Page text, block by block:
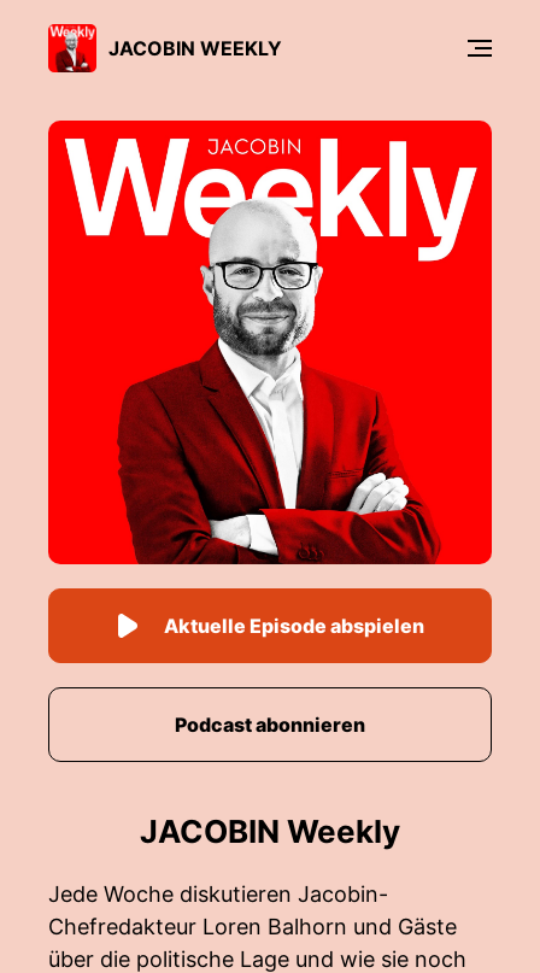
JACOBIN WEEKLY
JACOBIN Weekly
Jede Woche diskutieren Jacobin-
Chefredakteur Loren Balhorn und Gäste
über die politische Lage und wie sie noch
Aktuelle Episode abspielen
Podcast abonnieren